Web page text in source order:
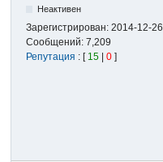
Неактивен
Зарегистрирован:2014-12-26
Сообщений:7,209
Репутация : [ 15 |0 ]